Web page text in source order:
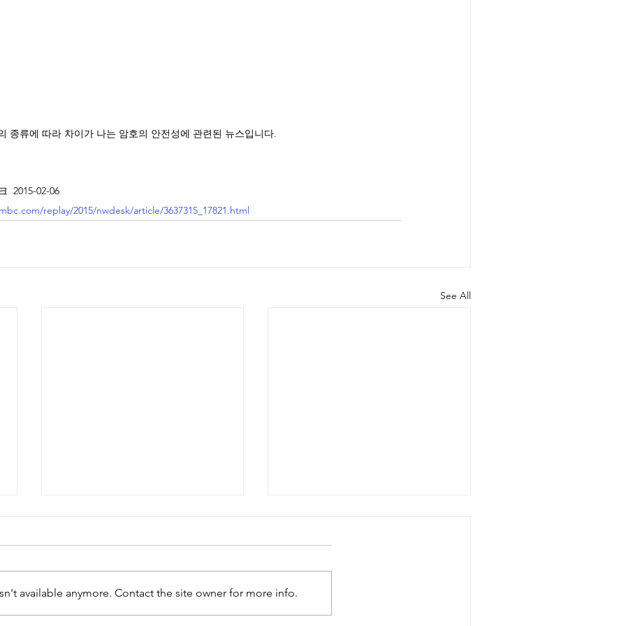
종류에 따라 차이가 나는 암호의 안전성에 관련된 뉴스입니다.
2015-02-06
replay/2015/nwdesk/article/3637315_17821.html
See All
available anymore. Contact the site owner for more info.